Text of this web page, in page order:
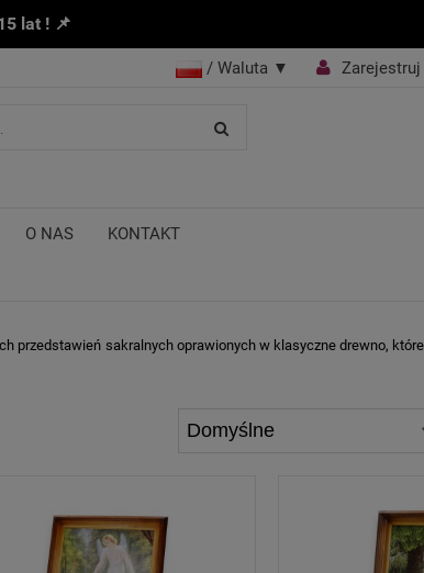
lat ! 📌
/ Waluta ▼
O NAS KONTAKT
przedstawień sakralnych oprawionych w klasyczne drewno,